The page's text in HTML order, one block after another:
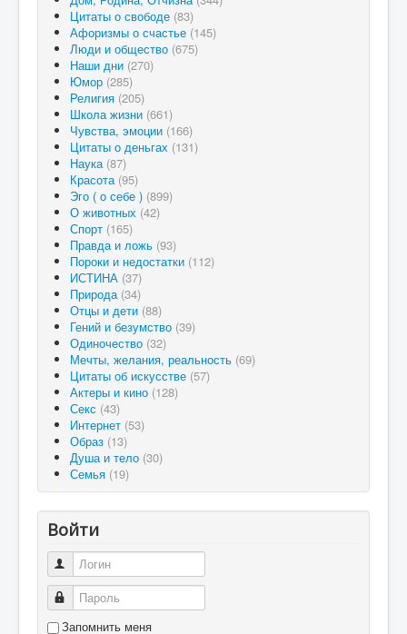
Цитаты о свободе (83)
Афоризмы о счастье (145)
Люди и общество (675)
Наши дни (270)
Юмор (285)
Религия (205)
Школа жизни (661)
Чувства, эмоции (166)
Цитаты о деньгах (131)
Наука (87)
Красота (95)
Эго ( о себе ) (899)
О животных (42)
Спорт (165)
Правда и ложь (93)
Пороки и недостатки (112)
ИСТИНА (37)
Природа (34)
Отцы и дети (88)
Гений и безумство (39)
Одиночество (32)
Мечты, желания, реальность (69)
Цитаты об искусстве (57)
Актеры и кино (128)
Секс (43)
Интернет (53)
Образ (13)
Душа и тело (30)
Семья (19)
Войти
Логин
Пароль
Запомнить меня